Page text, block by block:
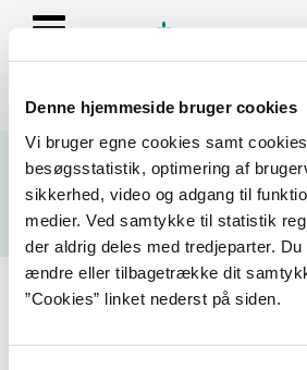
Denne hjemmeside bruger cookies
Vi bruger egne cookies samt
besøgsstatistik, optimering af
sikkerhed, video og adgang til
medier. Ved samtykke til statistik
der aldrig deles med tredjeparter.
ændre eller tilbagetrække dit
”Cookies” linket nederst på siden.
Se resultater fra fødevarekontrollen og
fire kontrolrapporter
Søg på adresse, postnummer, by, firmanavn
Resultater for
supply"